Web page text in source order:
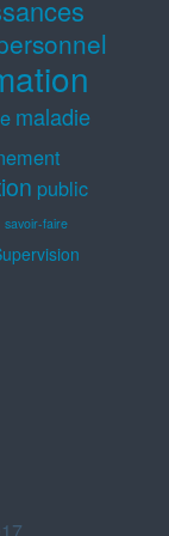
maladie
public
savoir-faire